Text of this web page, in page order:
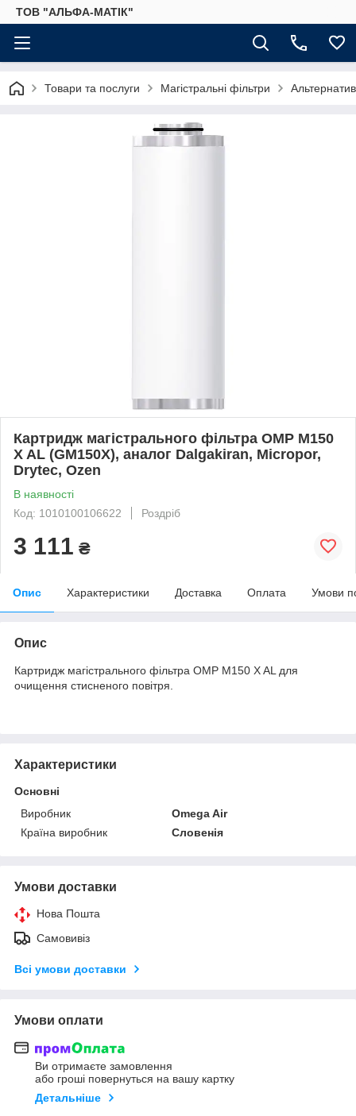
ТОВ "АЛЬФА-МАТІК"
Товари та послуги Магістральні фільтри
Картридж магістрального фільтра OMP M150
X AL (GM150X), аналог Dalgakiran, Micropor,
Drytec, Ozen
В наявності
Код: 1010100106622
Роздріб
3 111 ₴
Опис Характеристики Доставка Оплата Умови
Опис
Картридж магістрального фільтра OMP M150 X AL для
очищення стисненого повітря.
Характеристики
Основні
Виробник
Omega Air
Країна виробник
Словенія
Умови доставки
Нова Пошта
Самовивіз
Всі умови доставки
Умови оплати
Ви отримаєте замовлення
або гроші повернуться на вашу картку
Детальніше